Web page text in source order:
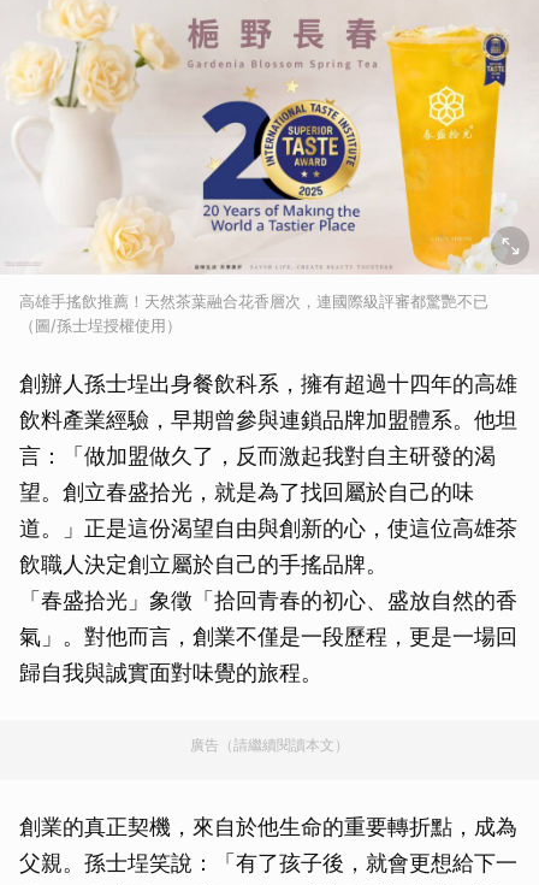
高雄手搖飲推薦！天然茶葉融合花香層次，連國際級評審都驚艷不已
（圖/孫士埕授權使用）
創辦人孫士埕出身餐飲科系，擁有超過十四年的高雄
飲料產業經驗，早期曾參與連鎖品牌加盟體系。他坦
言：「做加盟做久了，反而激起我對自主研發的渴
望。創立春盛拾光，就是為了找回屬於自己的味
道。」正是這份渴望自由與創新的心，使這位高雄茶
飲職人決定創立屬於自己的手搖品牌。
「春盛拾光」象徵「拾回青春的初心、盛放自然的香
氣」。對他而言，創業不僅是一段歷程，更是一場回
歸自我與誠實面對味覺的旅程。
廣告（請繼續閱讀本文）
創業的真正契機，來自於他生命的重要轉折點，成為
父親。孫士埕笑說：「有了孩子後，就會更想給下一